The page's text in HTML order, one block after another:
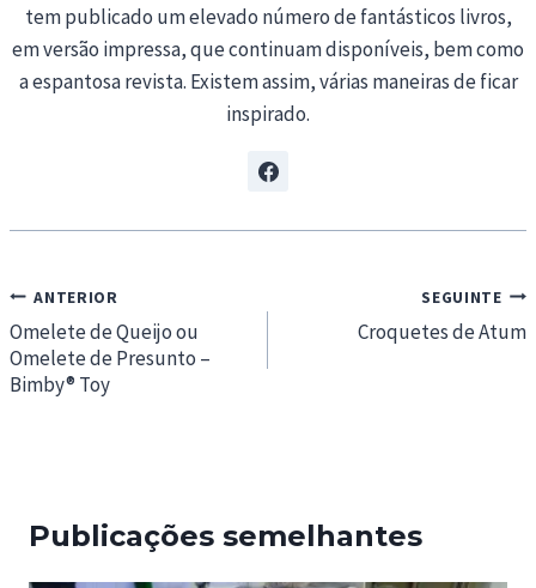
tem publicado um elevado número de fantásticos livros,
em versão impressa, que continuam disponíveis, bem como
a espantosa revista. Existem assim, várias maneiras de ficar
inspirado.
Navegação
de
artigos
ANTERIOR
Omelete de Queijo ou
Omelete de Presunto –
Bimby® Toy
SEGUINTE
Croquetes de Atum
Publicações semelhantes